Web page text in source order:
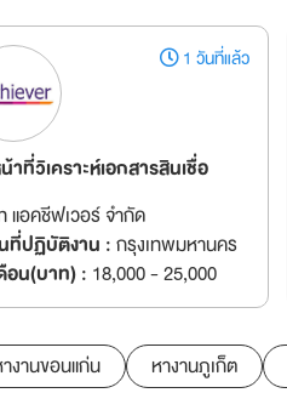
1 วันที่แล้ว
าที่วิเคราะห์เอกสารสินเชื่อ
แอคชีฟเวอร์ จำกัด
ที่ปฏิบัติงาน :กรุงเทพมหานคร
อน(บาท) : 18,000 - 25,000
งานขอนแก่น หางานภูเก็ต